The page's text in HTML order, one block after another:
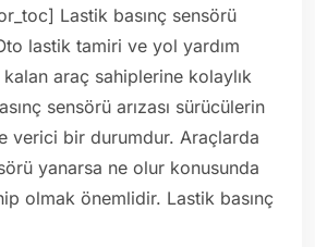
Lastik basınç sensörü
lastik tamiri ve yol yardım
araç sahiplerine kolaylık
sensörü arızası sürücülerin
verici bir durumdur. Araçlarda
yanarsa ne olur konusunda
olmak önemlidir. Lastik basınç